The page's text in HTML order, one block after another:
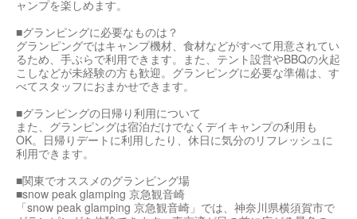
ャンプを楽しめます。
■グランピングに必要なものは？
グランピングではキャンプ機材、食材などがすべて用意されてい
るため、手ぶらで利用できます。また、テント設営やBBQの火起
こしなどが未経験の方も歓迎。グランピングに必要な準備は、す
べてスタッフにおまかせできます。
■グランピングの日帰り利用について
また、グランピングは宿泊だけでなくデイキャンプの利用も
OK。日帰りデートに利用したり、休日に気分のリフレッシュに
利用できます。
■関東でオススメのグランピング場
■snow peak glamping 京急観音崎
「snow peak glamping 京急観音崎」では、神奈川県横須賀市で